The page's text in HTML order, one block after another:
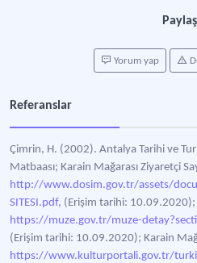
Yorum yap
Referanslar
Çimrin, H. (2002). Antalya Tarihi ve
Matbaası; Karain Mağarası Ziyaretçi
http://www.dosim.gov.tr/assets/
SITESI.pdf, (Erişim tarihi: 10.09.2020);
https://muze.gov.tr/muze-
(Erişim tarihi: 10.09.2020); Karain
https://www.kulturportali.gov.tr/